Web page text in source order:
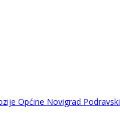
Općine Novigrad Podravski